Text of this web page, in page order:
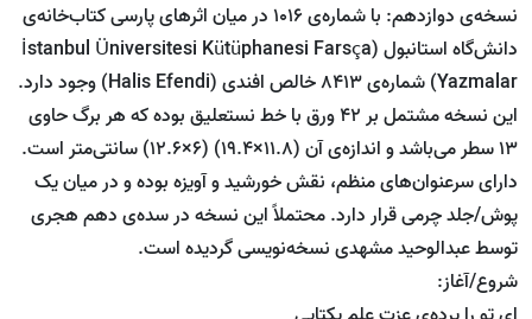
نسخه‌ی دوازدهم: با شماره‌ی 1016 در میان اثرهای پارسی کتاب‌خانه‌ی
دانش‌گاه استانبول (İstanbul Üniversitesi Kütüphanesi Farsça
Yazmalar) شماره‌ی 8413 خالص افندی (Halis Efendi) وجود دارد.
این نسخه مشتمل بر 42 ورق با خط نستعلیق بوده که هر برگ حاوی
13 سطر می‌باشد و اندازه‌ی آن (11.8×19.4) (6×12.6) سانتی‌متر است.
دارای سرعنوان‌های منظم، نقش خورشید و آویزه بوده و در میان یک
پوش/جلد چرمی قرار دارد. محتملاً این نسخه در سده‌ی دهم هجری
توسط عبدالوحید مشهدی نسخه‌نویسی گردیده است.
شروع/آغاز: